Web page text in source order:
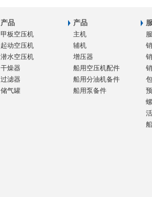
产品
甲板空压机
起动空压机
潜水空压机
干燥器
过滤器
储气罐
产品
主机
辅机
增压器
船用空压机配件
船用分油机备件
船用泵备件